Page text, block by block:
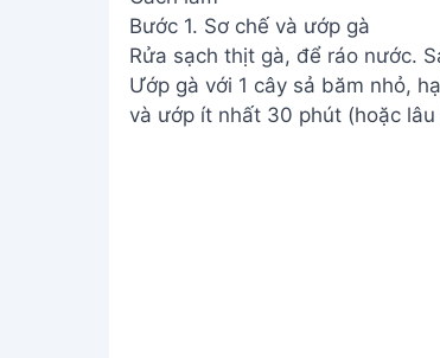
Bước 1. Sơ chế và ướp gà
Rửa sạch thịt gà, để ráo nước.
Ướp gà với 1 cây sả băm nhỏ,
và ướp ít nhất 30 phút (hoặc